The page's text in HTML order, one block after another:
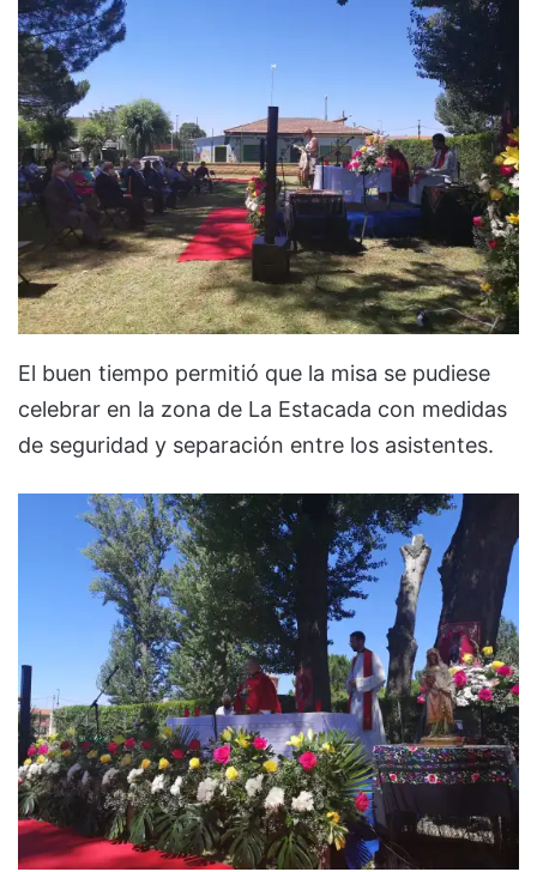
El buen tiempo permitió que la misa se pudiese
celebrar en la zona de La Estacada con medidas
de seguridad y separación entre los asistentes.